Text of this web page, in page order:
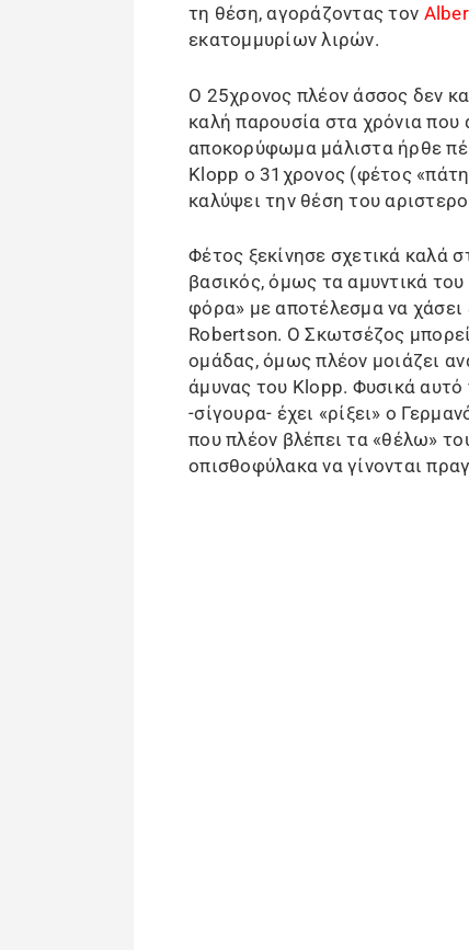
τη θέση, αγοράζοντας τον
εκατομμυρίων λιρών.
Ο 25χρονος πλέον άσσος δεν
καλή παρουσία στα χρόνια που
αποκορύφωμα μάλιστα ήρθε
Klopp ο 31χρονος (φέτος
καλύψει την θέση του
Φέτος ξεκίνησε σχετικά καλά
βασικός, όμως τα αμυντικά
φόρα» με αποτέλεσμα να
Robertson. Ο Σκωτσέζος
ομάδας, όμως πλέον μοιάζει
άμυνας του Klopp. Φυσικά
-σίγουρα- έχει «ρίξει» ο
που πλέον βλέπει τα «θέλω»
οπισθοφύλακα να γίνονται